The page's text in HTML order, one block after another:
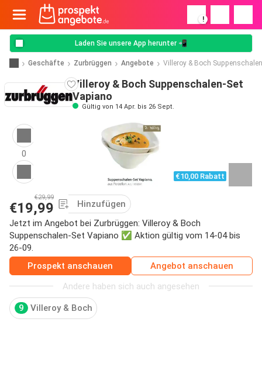
!
Laden Sie unsere App herunter 📲
Geschäfte Zurbrüggen Angebote Villeroy & Boch
Villeroy & Boch Suppenschalen-Set
Vapiano
Gültig von 14 Apr. bis 26 Sept.
0
€10,00 Rabatt
€29,99
€19,99
Hinzufügen
Jetzt im Angebot bei Zurbrüggen: Villeroy & Boch
Suppenschalen-Set Vapiano ✅ Aktion gültig vom 14-04 bis
26-09.
Prospekt anschauen
Angebot anschauen
Andere haben sich auch angesehen
9 Villeroy & Boch